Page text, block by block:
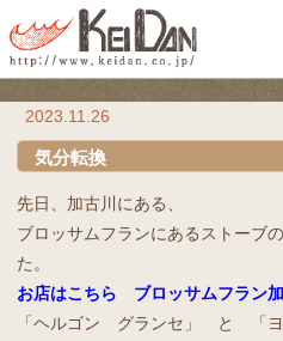
2023.11.26
気分転換
先日、加古川にある、
ブロッサムフランにあるストーブ
た。
お店はこちら ブロッサムフラン加
「ヘルゴン グランセ」 と 「